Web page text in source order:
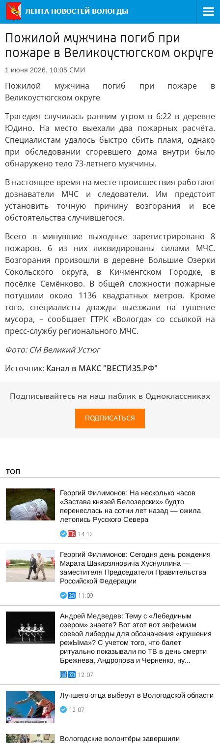
Пожилой мужчина погиб при
пожаре в Великоустюгском округе
1 июня 2026, 10:05 СМИ
Пожилой мужчина погиб при пожаре в
Великоустюгском округе
Трагедия случилась ранним утром в 6:22 в деревне
Юдино. На место выехали два пожарных расчёта.
Специалистам удалось быстро сбить пламя, однако
при обследовании сгоревшего дома внутри было
обнаружено тело 73-летнего мужчины.
В настоящее время на месте происшествия работают
дознаватели МЧС и следователи. Им предстоит
установить точную причину возгорания и все
обстоятельства случившегося.
Всего в минувшие выходные зарегистрировано 8
пожаров, 6 из них ликвидированы силами МЧС.
Возгорания произошли в деревне Большие Озерки
Сокольского округа, в Кичменгском Городке, в
посёлке Семёнково. В общей сложности пожарные
потушили около 1136 квадратных метров. Кроме
того, специалисты дважды выезжали на тушение
мусора, – сообщает ГТРК «Вологда» со ссылкой на
пресс-службу регионального МЧС.
Фото: СМ Великий Устюг
Источник: Канал в МАКС "ВЕСТИ35.РФ"
Подписывайтесь на наш паблик в Одноклассниках
ПОДПИСАТЬСЯ
ТОП
Георгий Филимонов: На несколько часов
«Застава князей Белозерских» будто
перенеслась на сотни лет назад — ожила
летопись Русского Севера
14:12
Георгий Филимонов: Сегодня день рождения
Марата Шакирзяновича Хуснуллина —
заместителя Председателя Правительства
Российской Федерации
11:09
Андрей Медведев: Тему с «Лебединым
озером» знаете? Вот этот вот эвфемизм
соевой либерды для обозначения «крушения
режЫма»? С учетом того, что балет
ритуально показывали по ТВ в день смерти
Брежнева, Андропова и Черненко, ну...
12:07
Лучшего отца выберут в Вологодской области
12:07
Вологодские волонтёры завершили